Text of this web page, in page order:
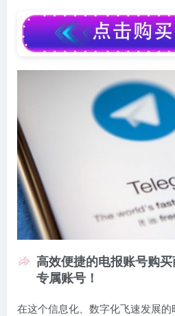
高效便捷的电报账号购
专属账号！
在这个信息化、数字化飞速发展